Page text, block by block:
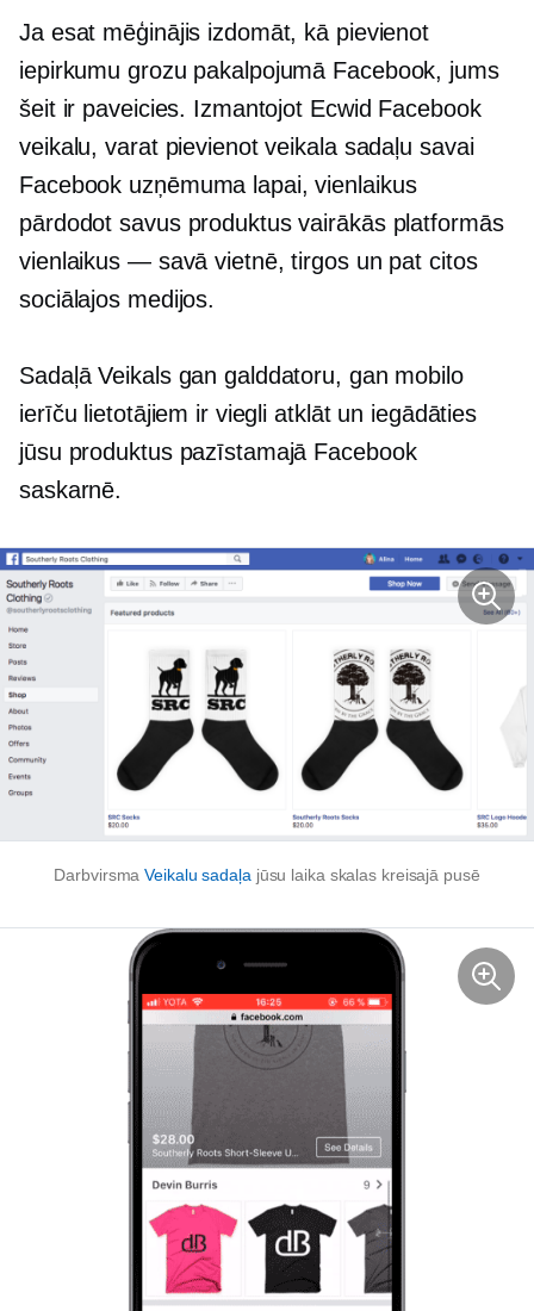
Ja esat mēģinājis izdomāt, kā pievienot
iepirkumu grozu pakalpojumā Facebook, jums
šeit ir paveicies. Izmantojot Ecwid Facebook
veikalu, varat pievienot veikala sadaļu savai
Facebook uzņēmuma lapai, vienlaikus
pārdodot savus produktus vairākās platformās
vienlaikus — savā vietnē, tirgos un pat citos
sociālajos medijos.
Sadaļā Veikals gan galddatoru, gan mobilo
ierīču lietotājiem ir viegli atklāt un iegādāties
jūsu produktus pazīstamajā Facebook
saskarnē.
DarbvirsmaVeikalu sadaļa jūsu laika skalas kreisajā pusē